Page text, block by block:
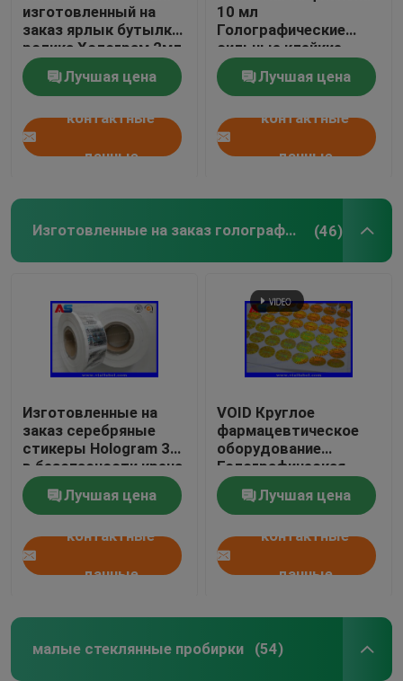
изготовленный на
заказ ярлык бутылки
ролика Холограм 2мл
для пептидов
Лучшая цена
контактные
данные
10 мл
Голографические
сильные клейкие
пептиды
Фармацевтические
этикетки на флаконах
25x60 мм
Лучшая цена
контактные
данные
Изготовленные на заказ голографические стикеры (46)
Изготовленные на
заказ серебряные
стикеры Hologram 3D
в безопасности крена
неподдельной со
стикерами
безопасностью
серьезных Черных
кодексов
голографическими
Лучшая цена
контактные
данные
VOID Круглое
фармацевтическое
оборудование
Голографическая
наклейка наклейка
против фальшивых
3D голограмм
Лучшая цена
контактные
данные
малые стеклянные пробирки (54)